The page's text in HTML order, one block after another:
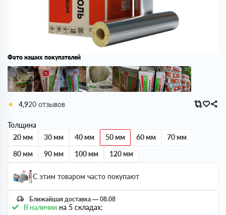
Фото наших покупателей
4,9 20 отзывов
Толщина
20 мм
30 мм 40 мм 50 мм 60 мм
70 мм
80 мм
90 мм 100 мм 120 мм
С этим товаром часто покупают
Ближайшая доставка — 08.08
В наличии на 5 складах: